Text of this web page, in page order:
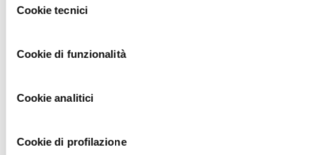
comporta il permanere delle impostazioni di default e
policy.
delCookie tecnici
Cookie di funzionalità
Cookie analitici
Cookie di profilazione